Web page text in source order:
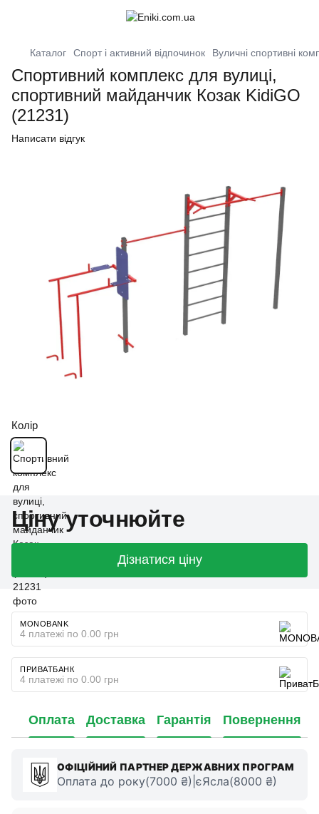
Каталог Спорт і активний відпочинок Вуличні спортивні
Спортивний комплекс для вулиці,
спортивний майданчик Козак KidiGO
(21231)
Написати відгук
Колір
Ціну уточнюйте
Дізнатися ціну
MONOBANK
4 платежі по 0.00 грн
ПРИВАТБАНК
4 платежі по 0.00 грн
Оплата Доставка Гарантія Повернення
ОФІЦІЙНИЙ ПАРТНЕР ДЕРЖАВНИХ ПРОГРАМ
Оплата до року(7000 ₴)|єЯсла(8000 ₴)